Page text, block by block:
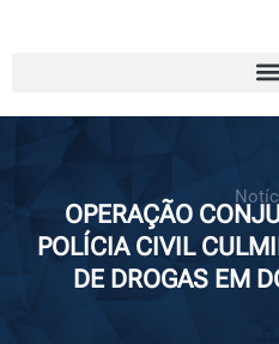
OPERAÇÃO
POLÍCIA CIVIL
DE DROGAS EM